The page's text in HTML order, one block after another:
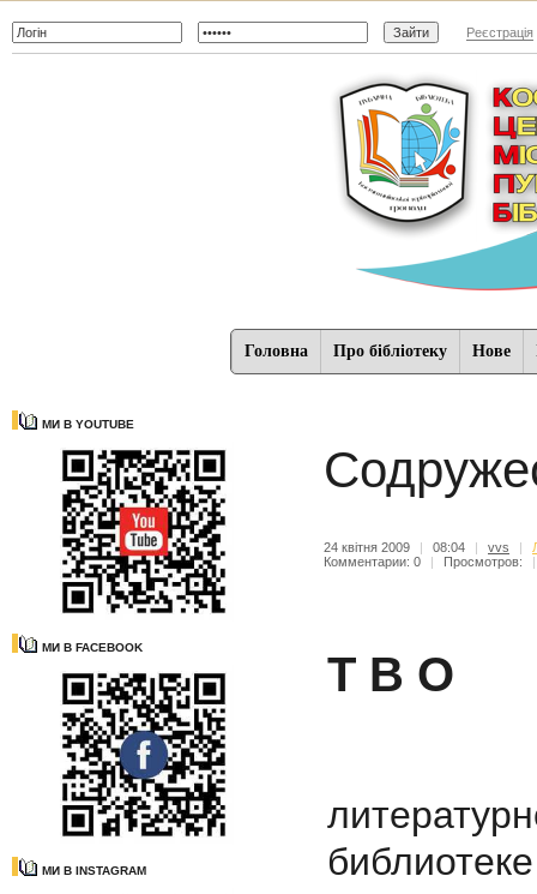
Реєстрація
Головна Про бібліотеку Нове
МИ В YOUTUBE
МИ В FACEBOOK
МИ В INSTAGRAM
24 квітня 2009 | 08:04 | vvs |
Комментарии: 0
| Просмотров: |
Т В О